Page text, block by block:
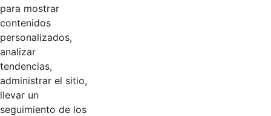
Público
Torre 1 (Aire) - Piso 15, Bogotá D.C., Colombia
Código Postal: 111071
Linkedin
para mostrar
contenidos
personalizados,
analizar
tendencias,
administrar el sitio,
llevar un
seguimiento de los